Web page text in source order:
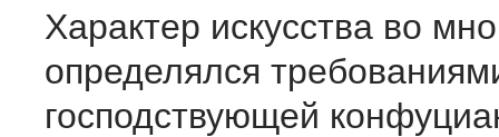
Характер искусства во
определялся
господствующей